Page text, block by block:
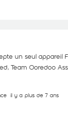
un seul appareil
Team Ooredoo
il y a plus de 7 ans